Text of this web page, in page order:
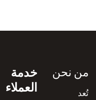
من نحن
تُعد
خدمة
العملاء